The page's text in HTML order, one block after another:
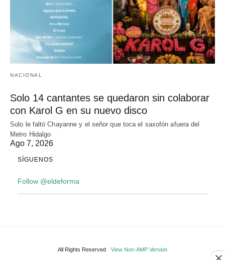
NACIONAL
Solo 14 cantantes se quedaron sin colaborar
con Karol G en su nuevo disco
Solo le faltó Chayanne y el señor que toca el saxofón afuera del
Metro Hidalgo
Ago 7, 2026
SÍGUENOS
Follow @eldeforma
All Rights Reserved View Non-AMP Version